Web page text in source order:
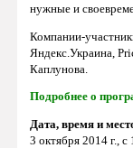
нужные и
Компании-
Яндекс.Украина,
Каплунова.
Подробнее о
Дата, время и
3 октября 2014 г.,